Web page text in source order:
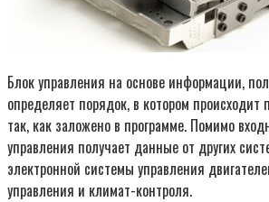
Блок управления на основе информации,
определяет порядок, в котором происходит
так, как заложено в программе. Помимо
управления получает данные от других
электронной системы управления
управления и климат-контроля.